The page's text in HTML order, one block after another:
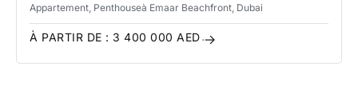
Appartement, Penthouseà Emaar Beachfront , Dubai
À PARTIR DE : 3 400 000 AED